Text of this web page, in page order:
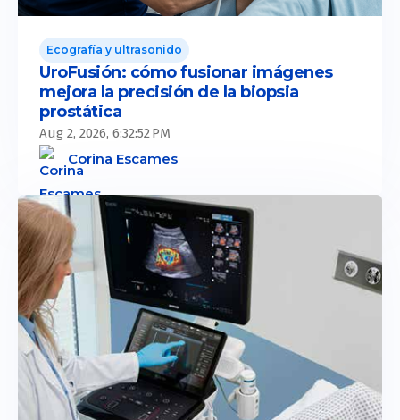
Ecografía y ultrasonido
UroFusión: cómo fusionar imágenes
mejora la precisión de la biopsia
prostática
Aug 2, 2026, 6:32:52 PM
Corina Escames